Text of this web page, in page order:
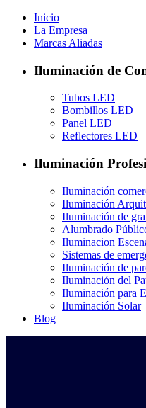
Inicio
La Empresa
Marcas Aliadas
Iluminación de
Tubos LED
Bombillos LED
Panel LED
Reflectores LED
Iluminación
Iluminación
Iluminación
Iluminación de
Alumbrado
Iluminacion
Sistemas de
Iluminación de
Iluminación del
Iluminación para
Iluminación Solar
Blog